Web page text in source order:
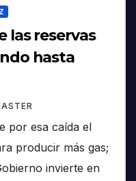
las reservas
hasta
por esa caída el
producir más gas;
invierte en